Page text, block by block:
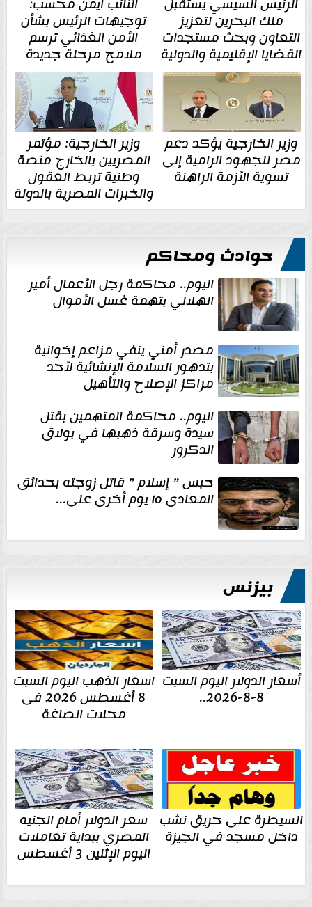
ملك البحرين لتعزيز
التعاون وبحث مستجدات
القضايا الإقليمية والدولية
توجيهات الرئيس بشأن
الأمن الغذائي ترسم
ملامح مرحلة جديدة
وزير الخارجية يؤكد دعم
مصر للجهود الرامية إلى
تسوية الأزمة الراهنة
وزير الخارجية: مؤتمر
المصريين بالخارج منصة
وطنية تربط العقول
والخبرات المصرية بالدولة
حوادث ومحاكم
اليوم.. محاكمة رجل الأعمال أمير
الهلالي بتهمة غسل الأموال
مصدر أمني ينفي مزاعم إخوانية
بتدهور السلامة الإنشائية لأحد
مراكز الإصلاح والتأهيل
اليوم.. محاكمة المتهمين بقتل
سيدة وسرقة ذهبها في بولاق
الدكرور
حبس ” إسلام ” قاتل زوجته بحدائق
المعادى ١٥ يوم أخرى على...
بيزنس
أسعار الدولار اليوم السبت
8-8-2026..
اسعار الذهب اليوم السبت
8 أغسطس 2026 فى
محلات الصاغة
السيطرة على حريق نشب
داخل مسجد في الجيزة
سعر الدولار أمام الجنيه
المصري ببداية تعاملات
اليوم الإثنين 3 أغسطس